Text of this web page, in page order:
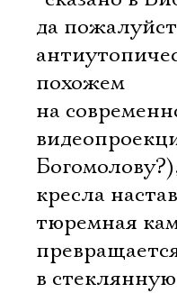
да
похожем
на
кресла
тюремная
в